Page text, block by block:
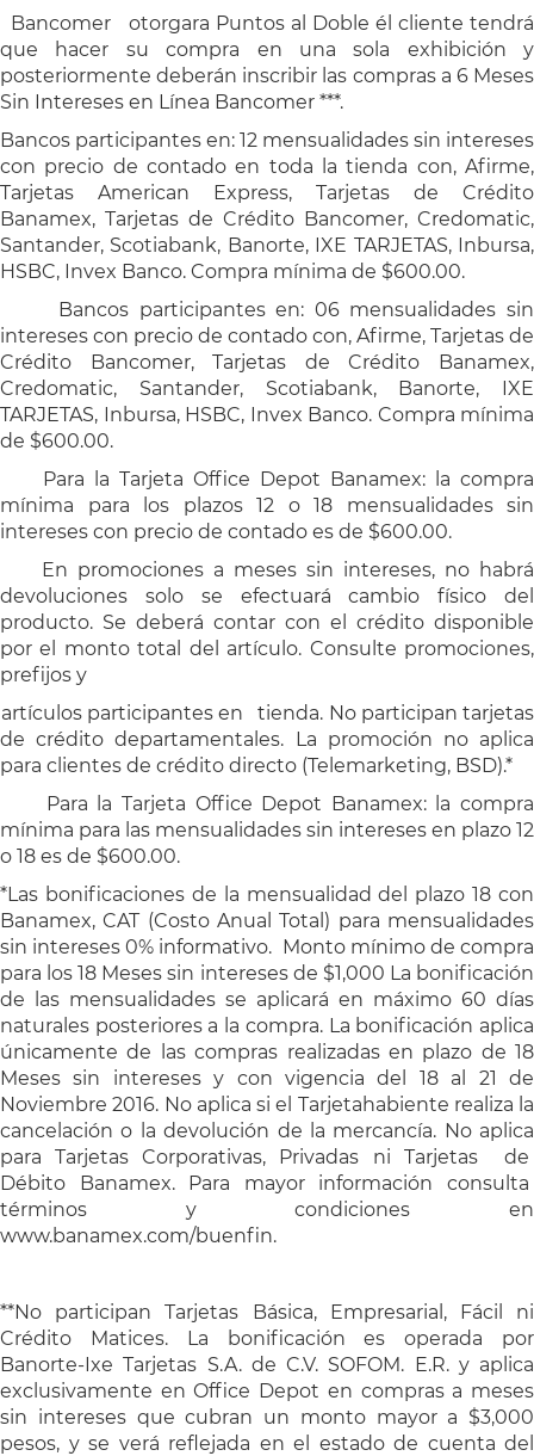
Bancomer otorgara Puntos al Doble él cliente tendrá
que hacer su compra en una sola exhibición y
posteriormente deberán inscribir las compras a 6 Meses
Sin Intereses en Línea Bancomer ***.
Bancos participantes en: 12 mensualidades sin intereses
con precio de contado en toda la tienda con, Afirme,
Tarjetas American Express, Tarjetas de Crédito
Banamex, Tarjetas de Crédito Bancomer, Credomatic,
Santander, Scotiabank, Banorte, IXE TARJETAS, Inbursa,
HSBC, Invex Banco. Compra mínima de $600.00.
Bancos participantes en: 06 mensualidades sin
intereses con precio de contado con, Afirme, Tarjetas de
Crédito Bancomer, Tarjetas de Crédito Banamex,
Credomatic, Santander, Scotiabank, Banorte, IXE
TARJETAS, Inbursa, HSBC, Invex Banco. Compra mínima
de $600.00.
Para la Tarjeta Office Depot Banamex: la compra
mínima para los plazos 12 o 18 mensualidades sin
intereses con precio de contado es de $600.00.
En promociones a meses sin intereses, no habrá
devoluciones solo se efectuará cambio físico del
producto. Se deberá contar con el crédito disponible
por el monto total del artículo. Consulte promociones,
prefijos y
artículos participantes en tienda. No participan tarjetas
de crédito departamentales. La promoción no aplica
para clientes de crédito directo (Telemarketing, BSD).*
Para la Tarjeta Office Depot Banamex: la compra
mínima para las mensualidades sin intereses en plazo 12
o 18 es de $600.00.
*Las bonificaciones de la mensualidad del plazo 18 con
Banamex, CAT (Costo Anual Total) para mensualidades
sin intereses 0% informativo. Monto mínimo de compra
para los 18 Meses sin intereses de $1,000 La bonificación
de las mensualidades se aplicará en máximo 60 días
naturales posteriores a la compra. La bonificación aplica
únicamente de las compras realizadas en plazo de 18
Meses sin intereses y con vigencia del 18 al 21 de
Noviembre 2016. No aplica si el Tarjetahabiente realiza la
cancelación o la devolución de la mercancía. No aplica
para Tarjetas Corporativas, Privadas ni Tarjetas de
Débito Banamex. Para mayor información consulta
términos y condiciones en
www.banamex.com/buenfin.
**No participan Tarjetas Básica, Empresarial, Fácil ni
Crédito Matices. La bonificación es operada por
Banorte-Ixe Tarjetas S.A. de C.V. SOFOM. E.R. y aplica
exclusivamente en Office Depot en compras a meses
sin intereses que cubran un monto mayor a $3,000
pesos, y se verá reflejada en el estado de cuenta del